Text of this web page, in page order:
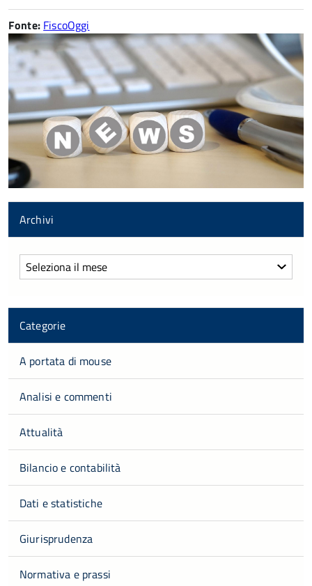
Fonte: FiscoOggi
Archivi
Archivi
Categorie
A portata di mouse
Analisi e commenti
Attualità
Bilancio e contabilità
Dati e statistiche
Giurisprudenza
Normativa e prassi